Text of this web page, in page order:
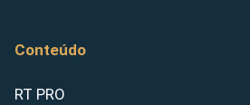
Conteúdo
RT PRO